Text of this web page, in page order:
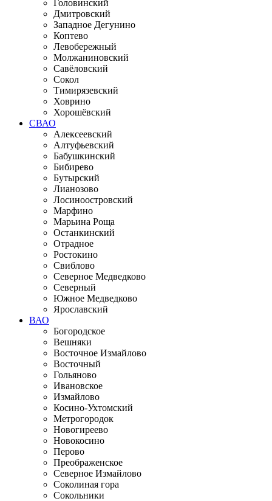
Головинский
Дмитровский
Западное Дегунино
Коптево
Левобережный
Молжаниновский
Савёловский
Сокол
Тимирязевский
Ховрино
Хорошёвский
СВАО
Алексеевский
Алтуфьевский
Бабушкинский
Бибирево
Бутырский
Лианозово
Лосиноостровский
Марфино
Марьина Роща
Останкинский
Отрадное
Ростокино
Свиблово
Северное Медведково
Северный
Южное Медведково
Ярославский
ВАО
Богородское
Вешняки
Восточное Измайлово
Восточный
Гольяново
Ивановское
Измайлово
Косино-Ухтомский
Метрогородок
Новогиреево
Новокосино
Перово
Преображенское
Северное Измайлово
Соколиная гора
Сокольники